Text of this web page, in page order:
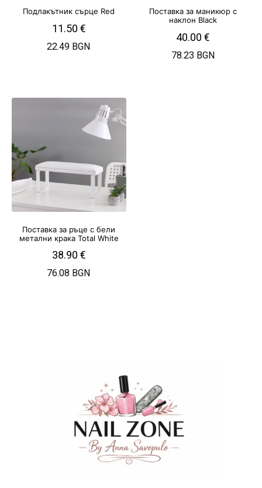
Подлакътник сърце Red
11.50 €
22.49 BGN
Поставка за маникюр с
наклон Black
40.00€
78.23 BGN
Поставка за ръце с бели
метални крака Total White
38.90 €
76.08 BGN